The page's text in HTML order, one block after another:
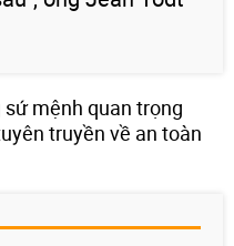
mệnh quan trọng
truyền về an toàn